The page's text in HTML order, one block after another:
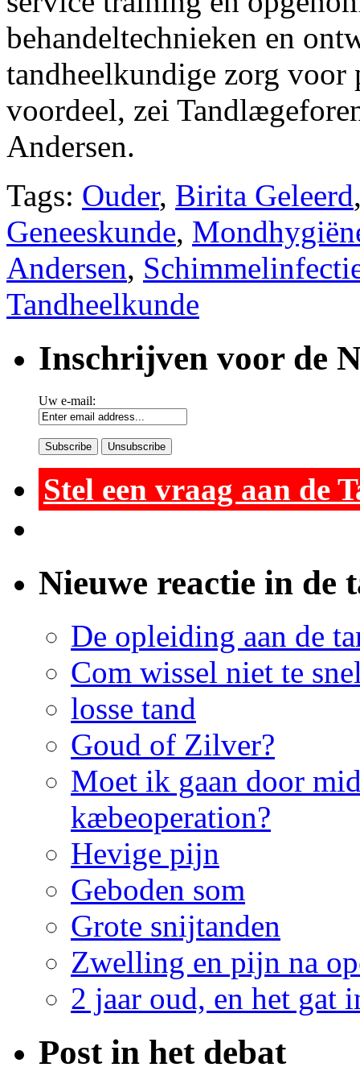
behandeltechnieken en
tandheelkundige zorg voor
voordeel, zei
Andersen.
Tags: Ouder, Birita Geleerd
Geneeskunde,
Andersen,
Tandheelkunde
Inschrijven voor de
Uw e-mail:
Stel een vraag aan de
Nieuwe reactie in de
De opleiding aan de
Com wissel niet te
losse tand
Goud of Zilver?
Moet ik gaan door
kæbeoperation?
Hevige pijn
Geboden som
Grote snijtanden
Zwelling en pijn na
2 jaar oud, en het gat
Post in het debat